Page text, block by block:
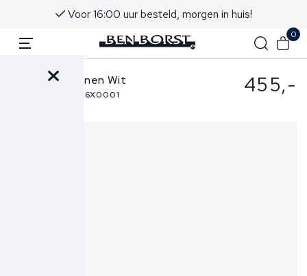
Voor 16:00 uur besteld, morgen in huis!
0
Hogan Schoenen Wit
HXM5630FR30U6X0001 455,-